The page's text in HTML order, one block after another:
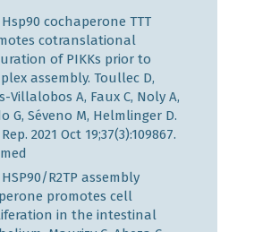
cochaperone TTT
cotranslational
of PIKKs prior to
assembly. Toullec D,
Villalobos A, Faux C, Noly A,
G, Séveno M, Helmlinger D.
2021 Oct 19;37(3):109867.
R2TP assembly
promotes cell
in the intestinal